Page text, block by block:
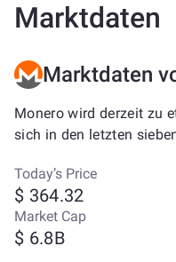
Marktdaten
Marktdaten
Monero wird derzeit zu
sich in den letzten
Today’s Price
$ 364.32
Market Cap
$ 6.8B